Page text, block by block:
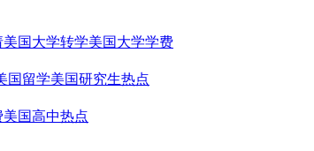
美国大学转学美国大学学费
国留学美国研究生热点
美国高中热点